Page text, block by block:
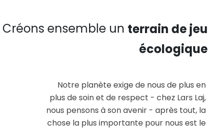
Créons ensemble un terrain de jeu
écologique
Notre planète exige de nous de plus en
plus de soin et de respect - chez Lars Laj,
nous pensons à son avenir - après tout, la
chose la plus importante pour nous est le